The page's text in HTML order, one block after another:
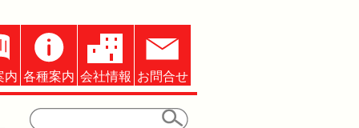
内 各種案内 会社情報 お問合せ